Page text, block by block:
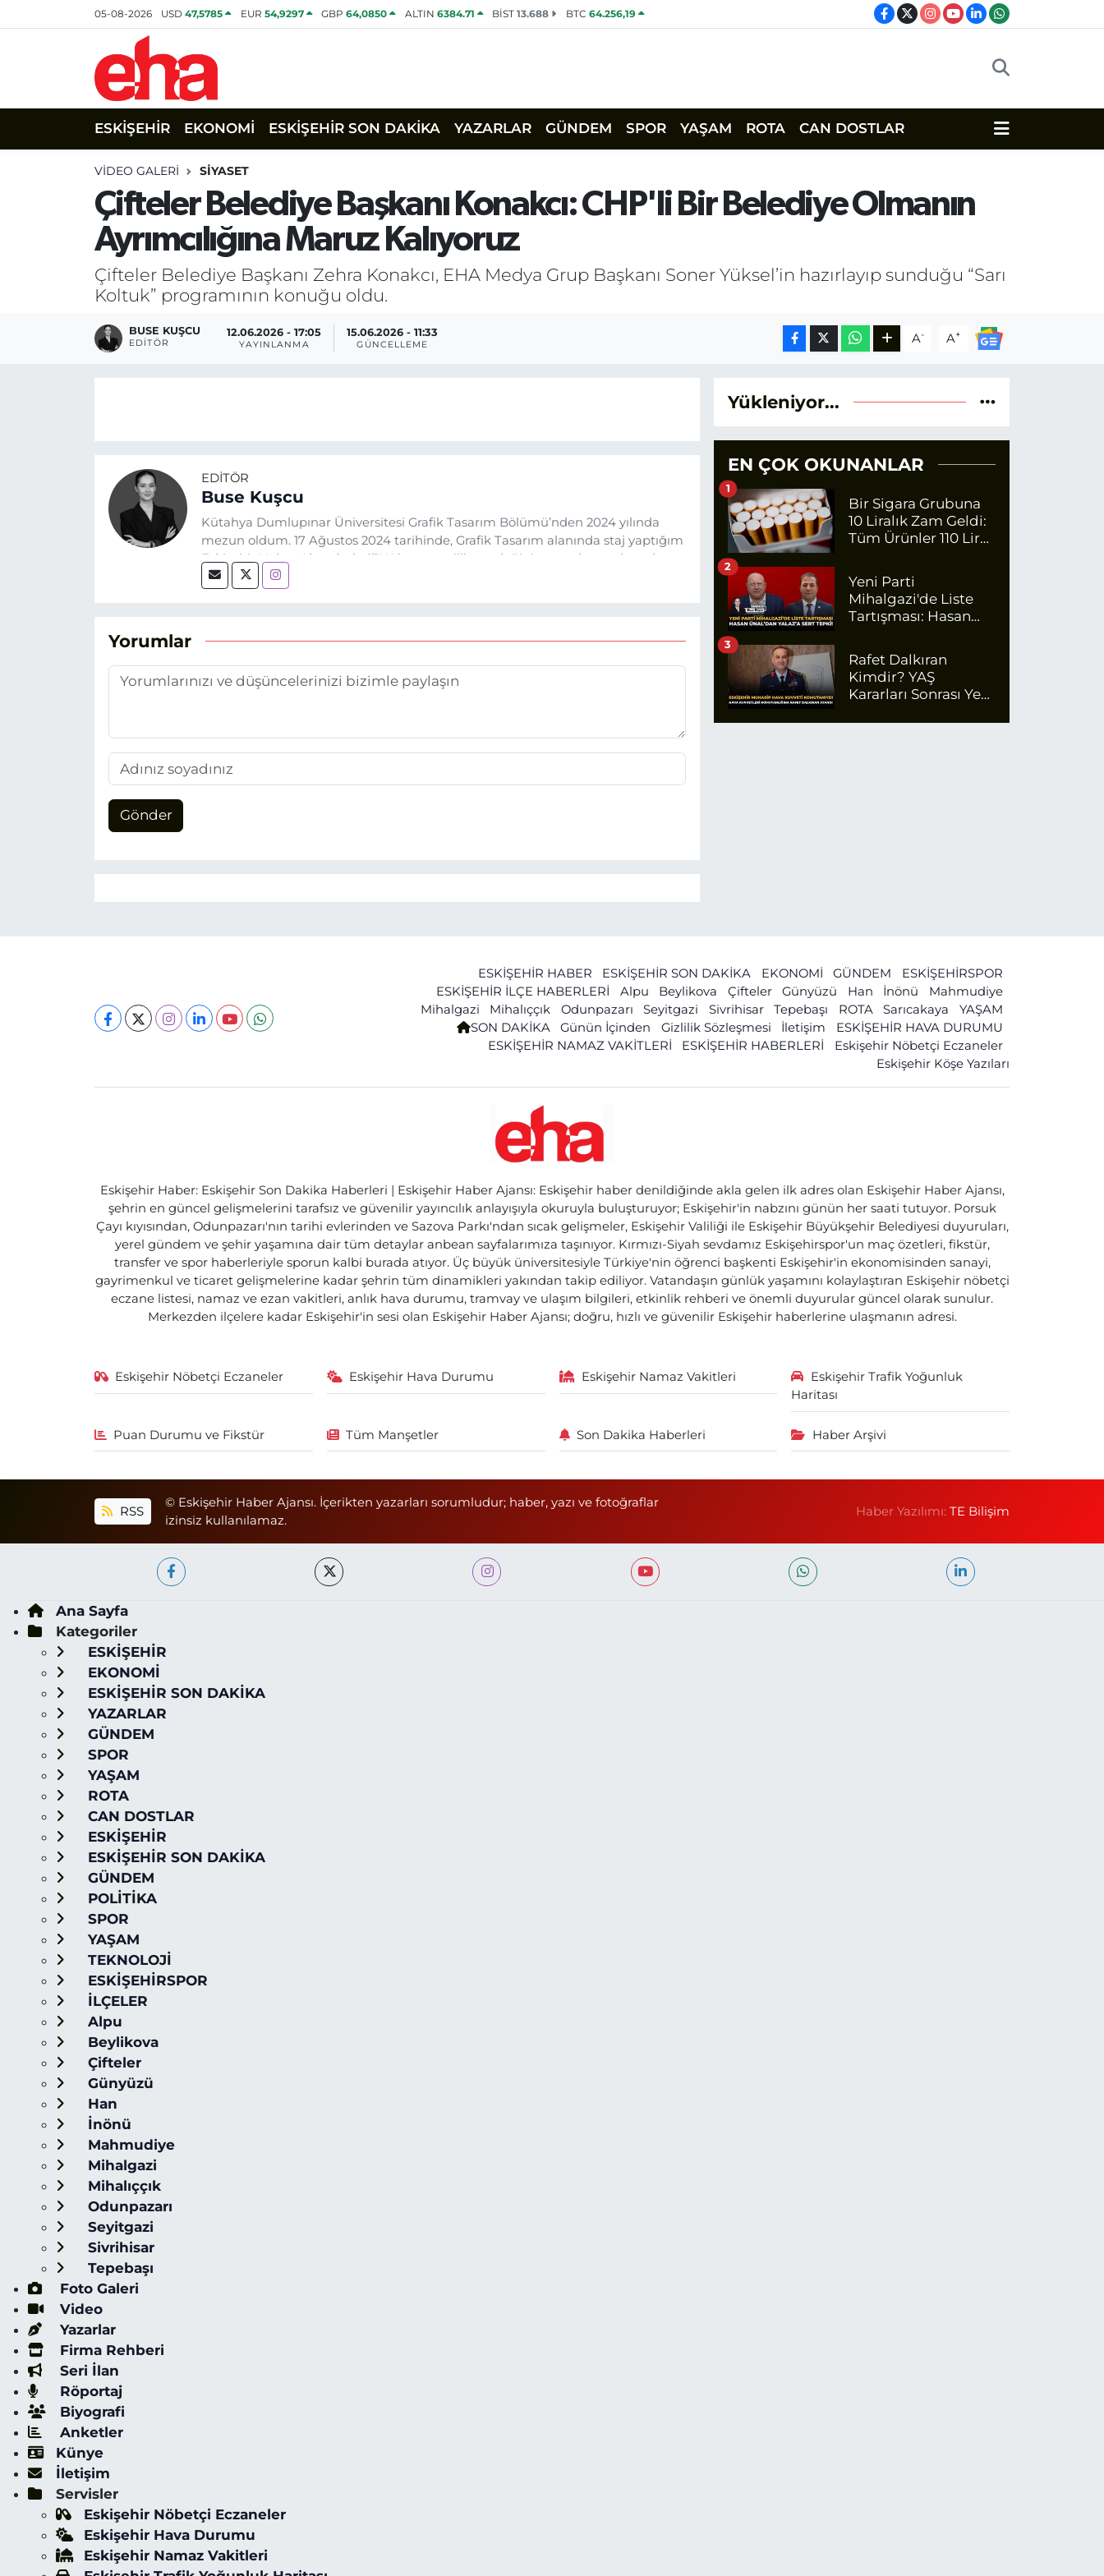
05-08-2026 USD47,5785 EUR 54,9297 GBP64,0850 ALTIN 6384.71 BİST13.688 BTC 64.256,19
ESKİŞEHİR EKONOMİ ESKİŞEHİR SON DAKİKA YAZARLAR GÜNDEM SPOR YAŞAM ROTA CAN DOSTLAR
VIDEO GALERI SIYASET
Çifteler Belediye Başkanı Konakcı: CHP'li Bir Belediye Olmanın
Ayrımcılığına Maruz Kalıyoruz
Çifteler Belediye Başkanı Zehra Konakcı, EHA Medya Grup Başkanı Soner Yüksel’in hazırlayıp sunduğu “Sarı
Koltuk” programının konuğu oldu.
BUSE KUŞCU
EDITÖR
12.06.2026 - 17:05
YAYINLANMA
15.06.2026 - 11:33
GÜNCELLEME A- A+
EDITÖR
Buse Kuşcu
Kütahya Dumlupınar Üniversitesi Grafik Tasarım Bölümü’nden 2024 yılında
mezun oldum. 17 Ağustos 2024 tarihinde, Grafik Tasarım alanında staj yaptığım
Eskişehir Haber Ajansı’nda (EHA) gazetecilik mesleğinin temel unsurlarından
biri olan merak duygusunun etkisiyle basın sektörüne adım attım.
Yorumlar
Gönder
Yükleniyor...
EN ÇOK OKUNANLAR
Bir Sigara Grubuna
10 Liralık Zam Geldi:
Tüm Ürünler 110 Lira
1
Yeni Parti
Mihalgazi'de Liste
Tartışması: Hasan
Tepki!
2
Rafet Dalkıran
Kimdir? YAŞ
Kararları Sonrası Yeni
Komutanı Rafet
3
ESKİŞEHİR HABER ESKİŞEHİR SON DAKİKA EKONOMİ GÜNDEM
ESKİŞEHİRSPOR
ESKİŞEHİR İLÇE HABERLERİ
Alpu Beylikova Çifteler Günyüzü Han İnönü
Mahmudiye
Mihalgazi
Mihalıççık Odunpazarı Seyitgazi Sivrihisar Tepebaşı ROTA Sarıcakaya
YAŞAM
SON DAKİKA
Günün İçinden Gizlilik Sözleşmesi İletişim
ESKİŞEHİR HAVA DURUMU
ESKİŞEHİR NAMAZ VAKİTLERİ
ESKİŞEHİR HABERLERİ
Eskişehir Nöbetçi Eczaneler
Eskişehir Köşe Yazıları
Eskişehir Haber: Eskişehir Son Dakika Haberleri | Eskişehir Haber Ajansı: Eskişehir haber denildiğinde akla gelen ilk adres olan Eskişehir Haber Ajansı,
şehrin en güncel gelişmelerini tarafsız ve güvenilir yayıncılık anlayışıyla okuruyla buluşturuyor; Eskişehir'in nabzını günün her saati tutuyor. Porsuk
Çayı kıyısından, Odunpazarı'nın tarihi evlerinden ve Sazova Parkı'ndan sıcak gelişmeler, Eskişehir Valiliği ile Eskişehir Büyükşehir Belediyesi duyuruları,
yerel gündem ve şehir yaşamına dair tüm detaylar anbean sayfalarımıza taşınıyor. Kırmızı-Siyah sevdamız Eskişehirspor'un maç özetleri, fikstür,
transfer ve spor haberleriyle sporun kalbi burada atıyor. Üç büyük üniversitesiyle Türkiye'nin öğrenci başkenti Eskişehir'in ekonomisinden sanayi,
gayrimenkul ve ticaret gelişmelerine kadar şehrin tüm dinamikleri yakından takip ediliyor. Vatandaşın günlük yaşamını kolaylaştıran Eskişehir nöbetçi
eczane listesi, namaz ve ezan vakitleri, anlık hava durumu, tramvay ve ulaşım bilgileri, etkinlik rehberi ve önemli duyurular güncel olarak sunulur.
Merkezden ilçelere kadar Eskişehir'in sesi olan Eskişehir Haber Ajansı; doğru, hızlı ve güvenilir Eskişehir haberlerine ulaşmanın adresi.
Eskişehir Nöbetçi Eczaneler Eskişehir Hava Durumu Eskişehir Namaz Vakitleri
Eskişehir Trafik Yoğunluk
Haritası
Puan Durumu ve Fikstür Tüm Manşetler Son Dakika Haberleri Haber Arşivi
RSS
© Eskişehir Haber Ajansı. İçerikten yazarları sorumludur; haber, yazı ve fotoğraflar
izinsiz kullanılamaz.
Haber Yazılımı:TE Bilişim
Ana Sayfa
Kategoriler
ESKİŞEHİR
EKONOMİ
ESKİŞEHİR SON DAKİKA
YAZARLAR
GÜNDEM
SPOR
YAŞAM
ROTA
CAN DOSTLAR
ESKİŞEHİR
ESKİŞEHİR SON DAKİKA
GÜNDEM
POLİTİKA
SPOR
YAŞAM
TEKNOLOJİ
ESKİŞEHİRSPOR
İLÇELER
Alpu
Beylikova
Çifteler
Günyüzü
Han
İnönü
Mahmudiye
Mihalgazi
Mihalıççık
Odunpazarı
Seyitgazi
Sivrihisar
Tepebaşı
Foto Galeri
Video
Yazarlar
Firma Rehberi
Seri İlan
Röportaj
Biyografi
Anketler
Künye
İletişim
Servisler
Eskişehir Nöbetçi Eczaneler
Eskişehir Hava Durumu
Eskişehir Namaz Vakitleri